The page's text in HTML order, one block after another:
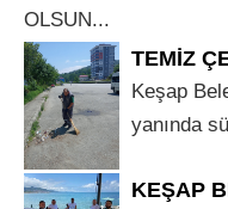
OLSUN...
TEMİZ
Keşap
yanında
KEŞAP